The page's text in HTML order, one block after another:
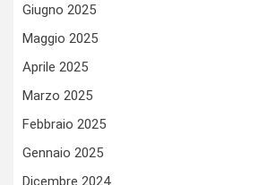
Giugno 2025
Maggio 2025
Aprile 2025
Marzo 2025
Febbraio 2025
Gennaio 2025
Dicembre 2024